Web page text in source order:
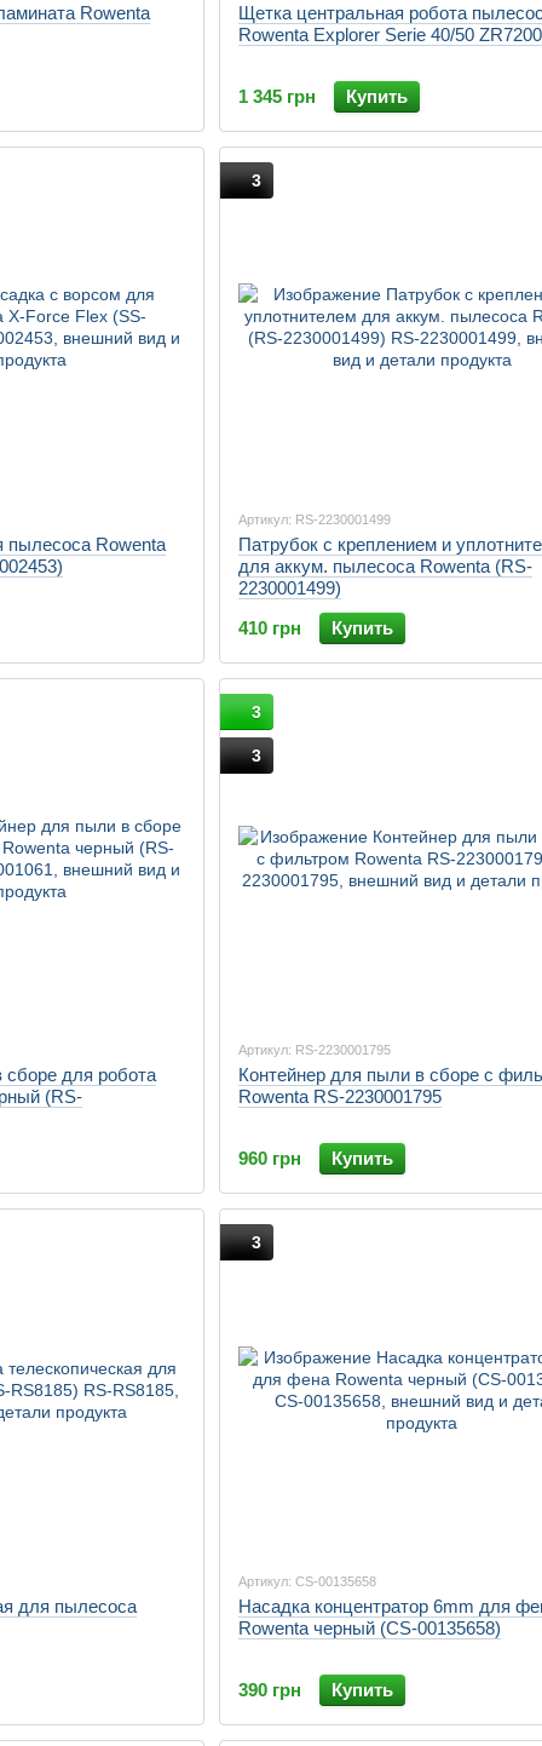
Rowenta
Щетка центральная робота
Rowenta Explorer Serie 40/50
1 345 грн Купить
пылесоса Rowenta
3
Артикул: RS-2230001499
Патрубок с креплением и
для аккум. пылесоса Rowenta (RS-
2230001499)
410 грн
Купить
для робота
(RS-
3
3
Артикул: RS-2230001795
Контейнер для пыли в сборе с
Rowenta RS-2230001795
960 грн Купить
для пылесоса
3
Артикул: CS-00135658
Насадка концентратор 6mm для
Rowenta черный (CS-00135658)
390 грн Купить